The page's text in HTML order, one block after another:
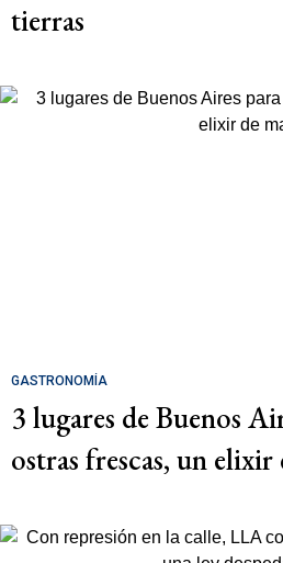
tierras
GASTRONOMÍA
3 lugares de Buenos
ostras frescas, un elixir